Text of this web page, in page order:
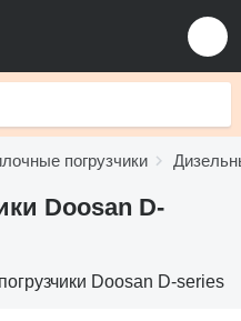
погрузчики
Doosan D-
Doosan D-series